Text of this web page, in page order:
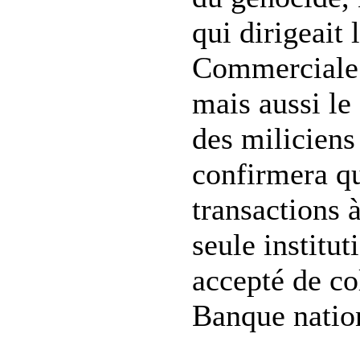
qui dirigeait
mais aussi
des
confirmera
transactions
seule
accepté de
Banque